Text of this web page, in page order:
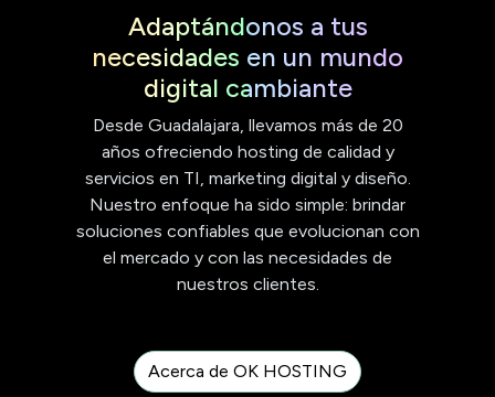
Adaptándonos a tus
necesidades en un mundo
digital cambiante
Desde Guadalajara, llevamos más de 20
años ofreciendo hosting de calidad y
servicios en TI, marketing digital y diseño.
Nuestro enfoque ha sido simple: brindar
soluciones confiables que evolucionan con
el mercado y con las necesidades de
nuestros clientes.
Acerca de OK HOSTING